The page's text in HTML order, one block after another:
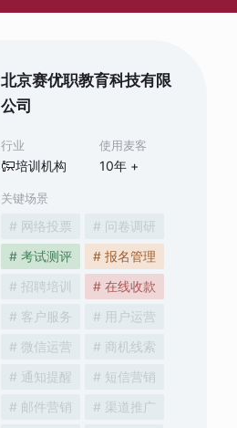
北京赛优职教育科技有限
公司
行业
培训机构
使用麦客
10年 +
关键场景
# 网络投票
# 问卷调研
# 考试测评
# 报名管理
# 招聘培训
# 在线收款
# 客户服务
# 用户运营
# 微信运营
# 商机线索
# 通知提醒
# 短信营销
# 邮件营销
# 渠道推广